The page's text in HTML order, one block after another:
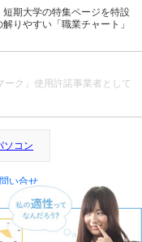
期大学の特集ページを特設
りやすい「職業チャート」
ク」使用許諾事業者として
ソコン
い合せ